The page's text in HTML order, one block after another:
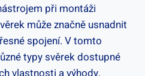
při montáži
může značně usnadnit
spojení. V tomto
typy svěrek dostupné